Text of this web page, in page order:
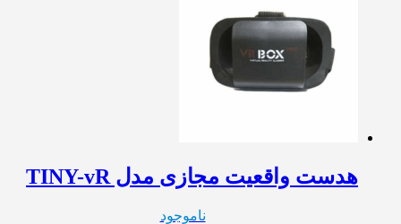
هدست واقعیت مجازی مدل TINY-vR
ناموجود